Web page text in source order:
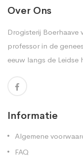
Over Ons
Drogisterij Boerhaave
professor in de
eeuw langs de Leidse
Informatie
Algemene
FAQ